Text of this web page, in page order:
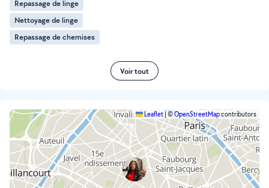
Repassage de linge
Nettoyage de linge
Repassage de chemises
Voir tout
Leaflet ©OpenStreetMapcontributors